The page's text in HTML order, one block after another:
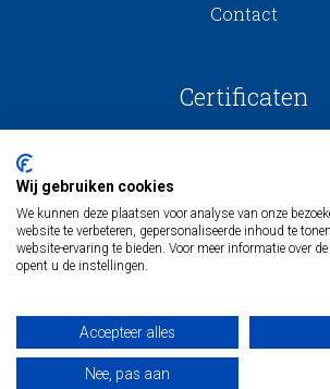
Contact
Certificaten
Algemene
Wij gebruiken cookies
We kunnen deze plaatsen voor analyse van onze
website te verbeteren, gepersonaliseerde inhoud te
website-ervaring te bieden. Voor meer informatie over
opent u de instellingen.
Accepteer alles
Nee, pas aan